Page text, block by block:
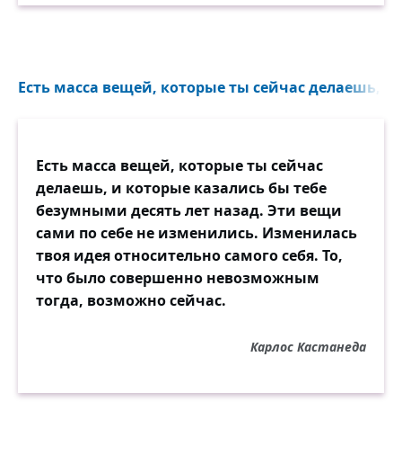
Есть масса вещей, которые ты сейчас делаешь,
Есть масса вещей, которые ты сейчас
делаешь, и которые казались бы тебе
безумными десять лет назад. Эти вещи
сами по себе не изменились. Изменилась
твоя идея относительно самого себя. То,
что было совершенно невозможным
тогда, возможно сейчас.
Карлос Кастанеда